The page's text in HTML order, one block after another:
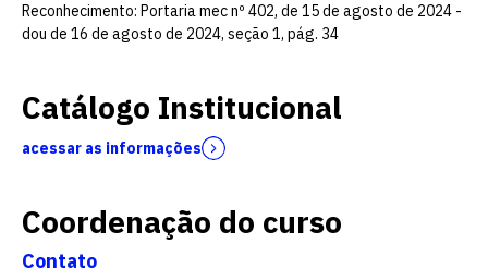
Reconhecimento: Portaria mec nº 402, de 15 de agosto de 2024 -
dou de 16 de agosto de 2024, seção 1, pág. 34
Catálogo Institucional
acessar as informações
Coordenação do curso
Contato